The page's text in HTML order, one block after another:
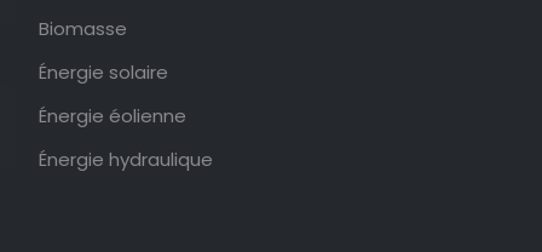
Biomasse
Énergie solaire
Énergie éolienne
Énergie hydraulique